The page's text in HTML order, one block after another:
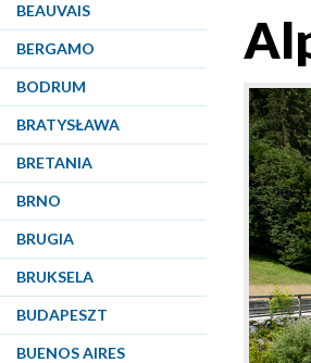
BEAUVAIS
BERGAMO
BODRUM
BRATYSŁAWA
BRETANIA
BRNO
BRUGIA
BRUKSELA
BUDAPESZT
BUENOS AIRES